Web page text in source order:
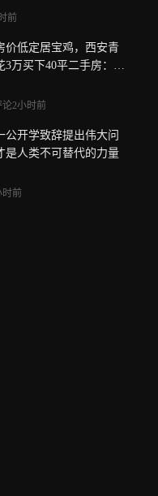
前
价低定居宝鸡，西安青
3万买下40平二手房：物
论2小时前
公开学致辞提出伟大问
是人类不可替代的力量
时前